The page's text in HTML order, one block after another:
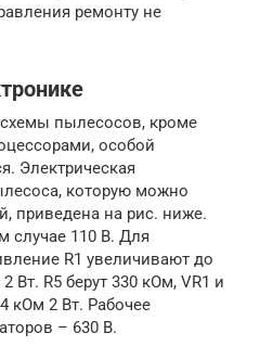
ремонту не
пылесосов, кроме
особой
Электрическая
которую можно
приведена на рис. ниже.
случае 110 В. Для
R1 увеличивают до
Вт. R5 берут 330 кОм, VR1 и
кОм 2 Вт. Рабочее
– 630 В.